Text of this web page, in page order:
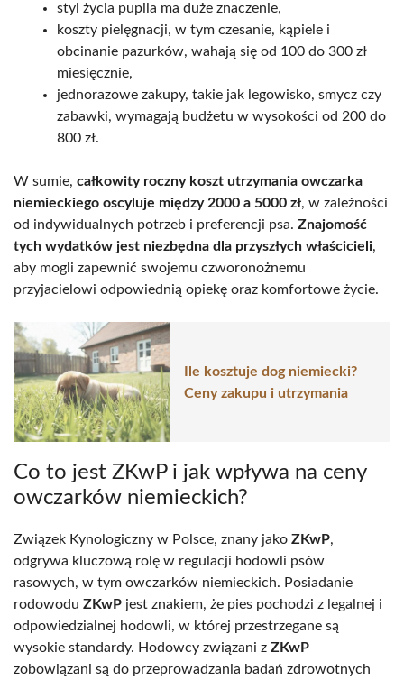
styl życia pupila ma duże znaczenie,
koszty pielęgnacji, w tym czesanie, kąpiele i
obcinanie pazurków, wahają się od 100 do 300 zł
miesięcznie,
jednorazowe zakupy, takie jak legowisko, smycz czy
zabawki, wymagają budżetu w wysokości od 200 do
800 zł.
W sumie, całkowity roczny koszt utrzymania owczarka
niemieckiego oscyluje między 2000 a 5000 zł, w zależności
od indywidualnych potrzeb i preferencji psa. Znajomość
tych wydatków jest niezbędna dla przyszłych właścicieli,
aby mogli zapewnić swojemu czworonożnemu
przyjacielowi odpowiednią opiekę oraz komfortowe życie.
Ile kosztuje dog niemiecki?
Ceny zakupu i utrzymania
Co to jest ZKwP i jak wpływa na ceny
owczarków niemieckich?
Związek Kynologiczny w Polsce, znany jako ZKwP,
odgrywa kluczową rolę w regulacji hodowli psów
rasowych, w tym owczarków niemieckich. Posiadanie
rodowodu ZKwP jest znakiem, że pies pochodzi z legalnej i
odpowiedzialnej hodowli, w której przestrzegane są
wysokie standardy. Hodowcy związani z ZKwP
zobowiązani są do przeprowadzania badań zdrowotnych